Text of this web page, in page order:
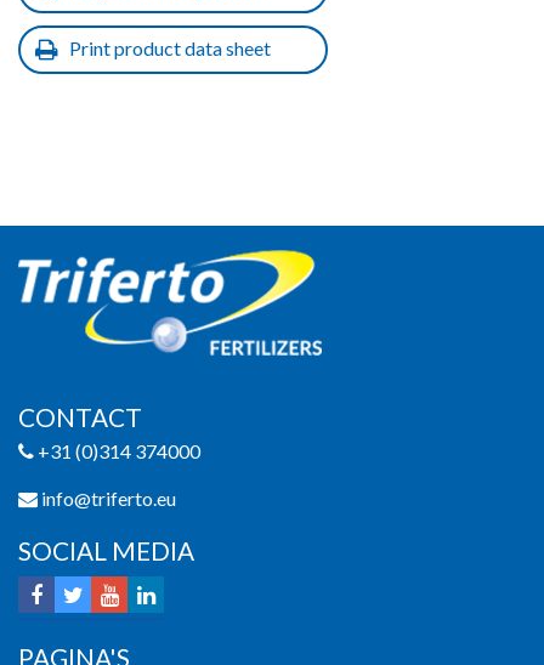
Print product data sheet
CONTACT
+31 (0)314 374000
info@triferto.eu
SOCIAL MEDIA
PAGINA'S